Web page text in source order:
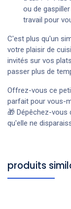
ou de
travail pour
C'est plus qu'un
votre plaisir de
invités sur vos
passer plus de
Offrez-vous ce
parfait pour vous-
🎁 Dépêchez-vous
qu'elle ne
produits